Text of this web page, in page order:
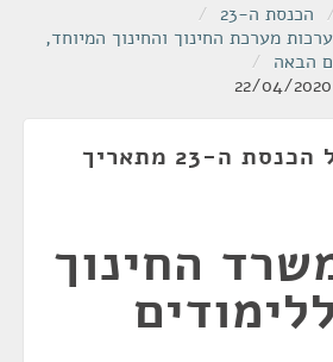
הכנסת ה-23
/
מערכת החינוך והחינוך המיוחד,
הבאה /
ישיבת ועדה של הכנסת ה-23 מתאריך
החינוך